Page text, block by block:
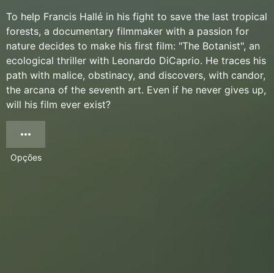
To help Francis Hallé in his fight to save the last tropical
forests, a documentary filmmaker with a passion for
nature decides to make his first film: "The Botanist", an
ecological thriller with Leonardo DiCaprio. He traces his
path with malice, obstinacy, and discovers, with candor,
the arcana of the seventh art. Even if he never gives up,
will his film ever exist?
Opções